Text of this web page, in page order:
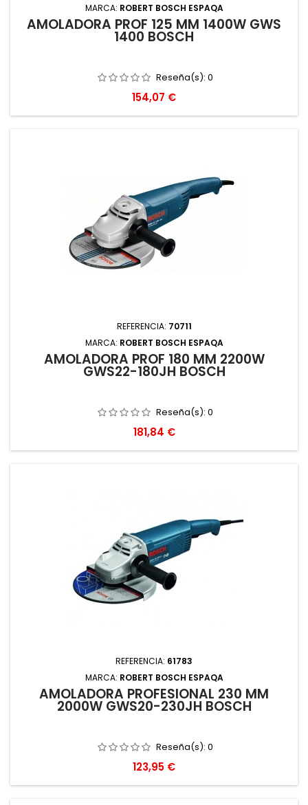
MARCA: ROBERT BOSCH ESPAQA
AMOLADORA PROF 125 MM 1400W GWS
1400 BOSCH
Reseña(s): 0
Precio
154,07 €
REFERENCIA: 70711
MARCA: ROBERT BOSCH ESPAQA
AMOLADORA PROF 180 MM 2200W
GWS22-180JH BOSCH
Reseña(s): 0
Precio
181,84 €
REFERENCIA: 61783
MARCA: ROBERT BOSCH ESPAQA
AMOLADORA PROFESIONAL 230 MM
2000W GWS20-230JH BOSCH
Reseña(s): 0
Precio
123,95 €